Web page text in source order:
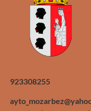
923308255